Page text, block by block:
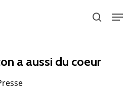
search
a aussi du coeur